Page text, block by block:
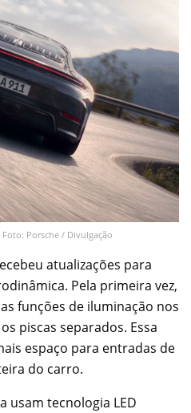
Foto: Porsche / Divulgação
atualizações para
Pela primeira vez,
funções de iluminação nos
piscas separados. Essa
espaço para entradas de
do carro.
usam tecnologia LED